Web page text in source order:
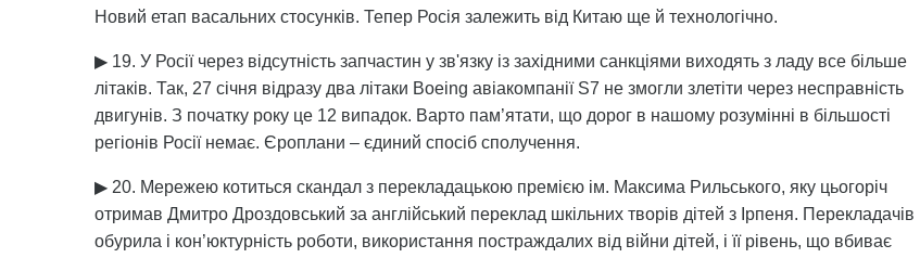
Новий етап васальних стосунків. Тепер Росія залежить від Китаю ще й технологічно.
▶ 19. У Росії через відсутність запчастин у зв'язку із західними санкціями виходять з ладу все більше
літаків. Так, 27 січня відразу два літаки Boeing авіакомпанії S7 не змогли злетіти через несправність
двигунів. З початку року це 12 випадок. Варто пам’ятати, що дорог в нашому розумінні в більшості
регіонів Росії немає. Єроплани – єдиний спосіб сполучення.
▶ 20. Мережею котиться скандал з перекладацькою премією ім. Максима Рильського, яку цьогоріч
отримав Дмитро Дроздовський за англійський переклад шкільних творів дітей з Ірпеня. Перекладачів
обурила і кон’юктурність роботи, використання постраждалих від війни дітей, і її рівень, що вбиває